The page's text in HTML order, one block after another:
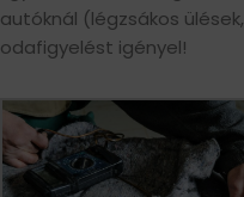
autóknál (légzsákos
odafigyelést igényel!